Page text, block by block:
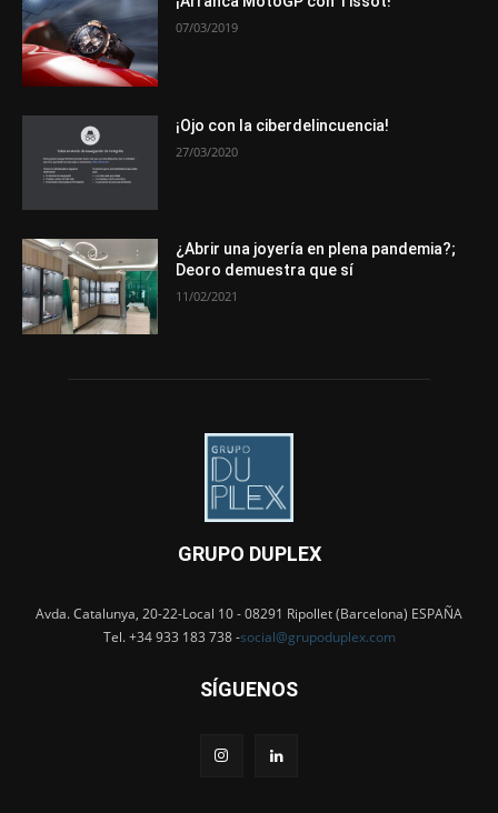
07/03/2019
¡Ojo con la ciberdelincuencia!
27/03/2020
¿Abrir una joyería en plena pandemia?;
Deoro demuestra que sí
11/02/2021
GRUPO DUPLEX
Avda. Catalunya, 20-22-Local 10 - 08291 Ripollet (Barcelona) ESPAÑA
Tel. +34 933 183 738 -social@grupoduplex.com
SÍGUENOS